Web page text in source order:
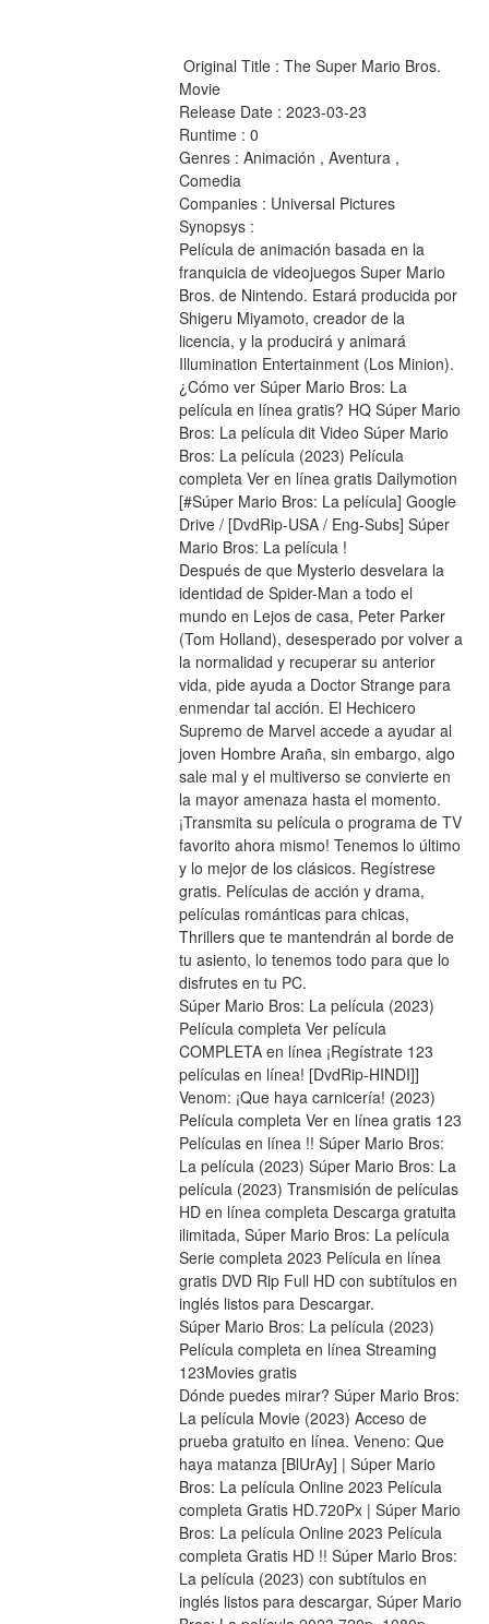
Movie
Release Date : 2023-03-23
Runtime : 0
Genres : Animación , Aventura ,
Comedia
Companies : Universal Pictures
Synopsys :
Película de animación basada en la
franquicia de videojuegos Super Mario
Bros. de Nintendo. Estará producida por
Shigeru Miyamoto, creador de la
licencia, y la producirá y animará
Illumination Entertainment (Los Minion).
¿Cómo ver Súper Mario Bros: La
película en línea gratis? HQ Súper Mario
Bros: La película dit Video Súper Mario
Bros: La película (2023) Película
completa Ver en línea gratis Dailymotion
[#Súper Mario Bros: La película] Google
Drive / [DvdRip-USA / Eng-Subs] Súper
Mario Bros: La película !
Después de que Mysterio desvelara la
identidad de Spider-Man a todo el
mundo en Lejos de casa, Peter Parker
(Tom Holland), desesperado por volver a
la normalidad y recuperar su anterior
vida, pide ayuda a Doctor Strange para
enmendar tal acción. El Hechicero
Supremo de Marvel accede a ayudar al
joven Hombre Araña, sin embargo, algo
sale mal y el multiverso se convierte en
la mayor amenaza hasta el momento.
¡Transmita su película o programa de TV
favorito ahora mismo! Tenemos lo último
y lo mejor de los clásicos. Regístrese
gratis. Películas de acción y drama,
películas románticas para chicas,
Thrillers que te mantendrán al borde de
tu asiento, lo tenemos todo para que lo
disfrutes en tu PC.
Súper Mario Bros: La película (2023)
Película completa Ver película
COMPLETA en línea ¡Regístrate 123
películas en línea! [DvdRip-HINDI]]
Venom: ¡Que haya carnicería! (2023)
Película completa Ver en línea gratis 123
Películas en línea !! Súper Mario Bros:
La película (2023) Súper Mario Bros: La
película (2023) Transmisión de películas
HD en línea completa Descarga gratuita
ilimitada, Súper Mario Bros: La película
Serie completa 2023 Película en línea
gratis DVD Rip Full HD con subtítulos en
inglés listos para Descargar.
Súper Mario Bros: La película (2023)
Película completa en línea Streaming
123Movies gratis
Dónde puedes mirar? Súper Mario Bros:
La película Movie (2023) Acceso de
prueba gratuito en línea. Veneno: Que
haya matanza [BlUrAy] | Súper Mario
Bros: La película Online 2023 Película
completa Gratis HD.720Px | Súper Mario
Bros: La película Online 2023 Película
completa Gratis HD !! Súper Mario Bros:
La película (2023) con subtítulos en
inglés listos para descargar, Súper Mario